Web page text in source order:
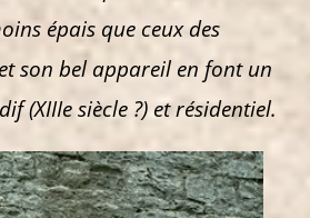
épais que ceux des
son bel appareil en font un
(XIIIe siècle ?) et résidentiel.